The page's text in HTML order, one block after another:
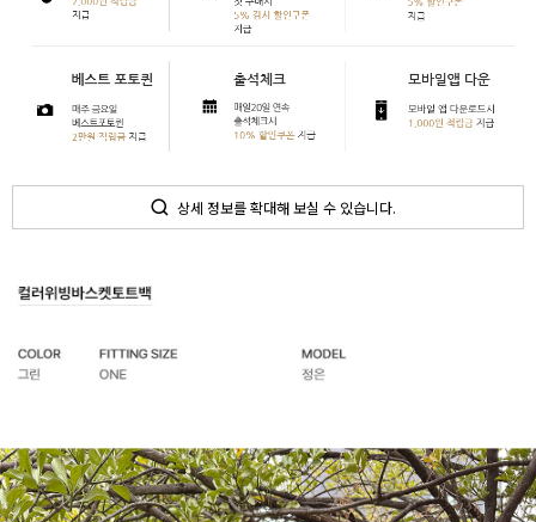
상세 정보를 확대해 보실 수 있습니다.